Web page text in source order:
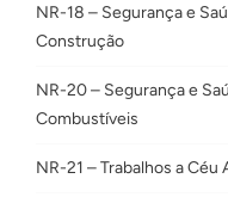
NR-18 – Segurança e
Construção
NR-20 – Segurança e
Combustíveis
NR-21 – Trabalhos a Céu